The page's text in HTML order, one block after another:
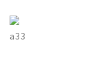
a33